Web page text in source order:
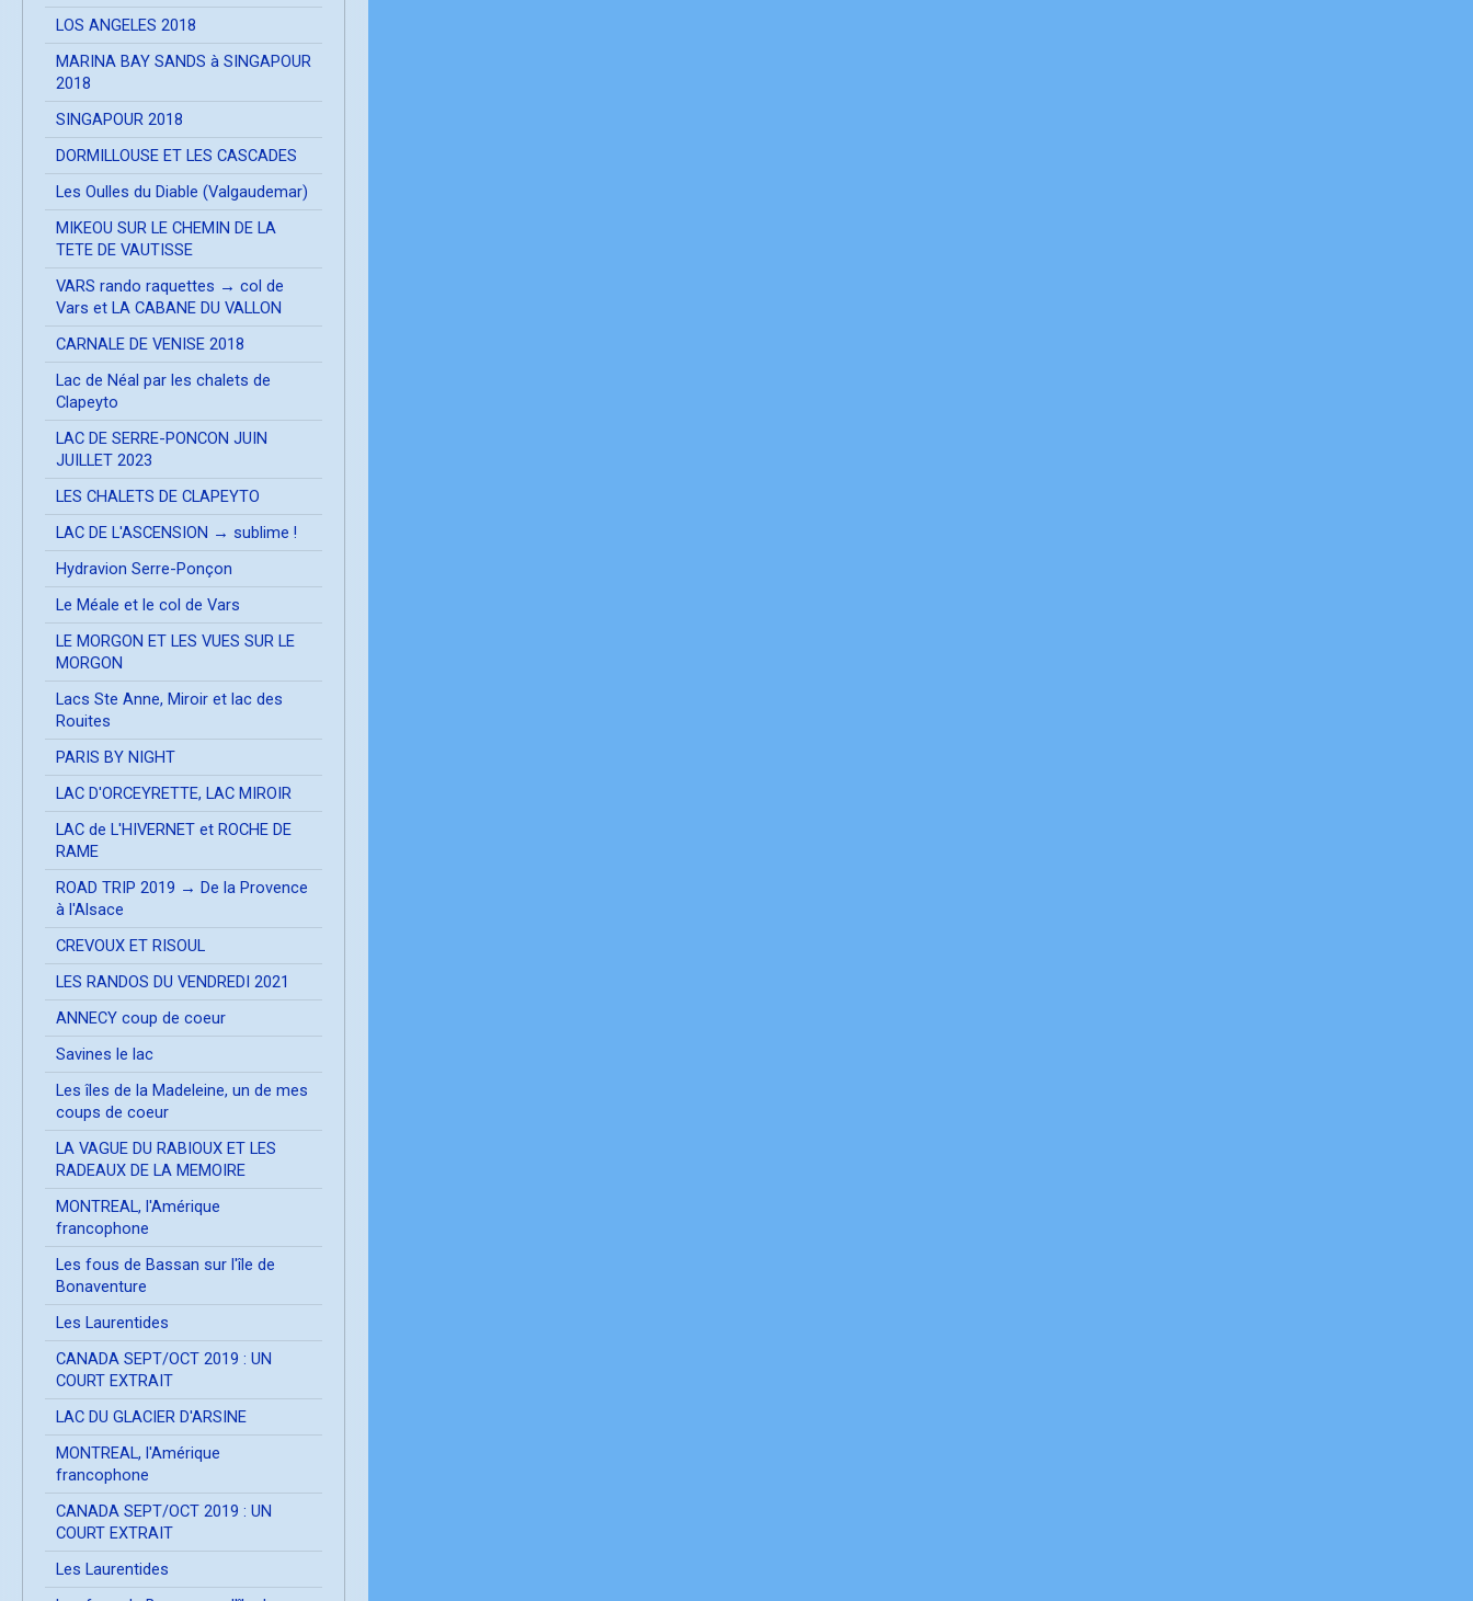
LOS ANGELES 2018
MARINA BAY SANDS à SINGAPOUR
2018
SINGAPOUR 2018
DORMILLOUSE ET LES CASCADES
Les Oulles du Diable (Valgaudemar)
MIKEOU SUR LE CHEMIN DE LA
TETE DE VAUTISSE
VARS rando raquettes → col de
Vars et LA CABANE DU VALLON
CARNALE DE VENISE 2018
Lac de Néal par les chalets de
Clapeyto
LAC DE SERRE-PONCON JUIN
JUILLET 2023
LES CHALETS DE CLAPEYTO
LAC DE L'ASCENSION → sublime !
Hydravion Serre-Ponçon
Le Méale et le col de Vars
LE MORGON ET LES VUES SUR LE
MORGON
Lacs Ste Anne, Miroir et lac des
Rouites
PARIS BY NIGHT
LAC D'ORCEYRETTE, LAC MIROIR
LAC de L'HIVERNET et ROCHE DE
RAME
ROAD TRIP 2019 → De la Provence
à l'Alsace
CREVOUX ET RISOUL
LES RANDOS DU VENDREDI 2021
ANNECY coup de coeur
Savines le lac
Les îles de la Madeleine, un de mes
coups de coeur
LA VAGUE DU RABIOUX ET LES
RADEAUX DE LA MEMOIRE
MONTREAL, l'Amérique
francophone
Les fous de Bassan sur l'île de
Bonaventure
Les Laurentides
CANADA SEPT/OCT 2019 : UN
COURT EXTRAIT
LAC DU GLACIER D'ARSINE
MONTREAL, l'Amérique
francophone
CANADA SEPT/OCT 2019 : UN
COURT EXTRAIT
Les Laurentides